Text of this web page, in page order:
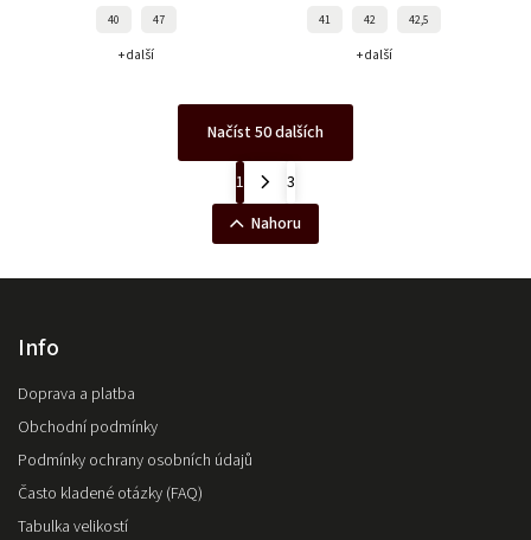
40 47
+ další
41 42 42,5
+ další
Načíst 50 dalších
1
3
Nahoru
Info
Doprava a platba
Obchodní podmínky
Podmínky ochrany osobních údajů
Často kladené otázky (FAQ)
Tabulka velikostí